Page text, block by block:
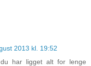
2013 kl. 19:52
har ligget alt for lenge